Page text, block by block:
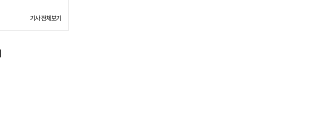
기사 전체보기